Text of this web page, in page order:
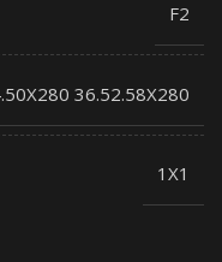
F2
36.52.58X280
1X1